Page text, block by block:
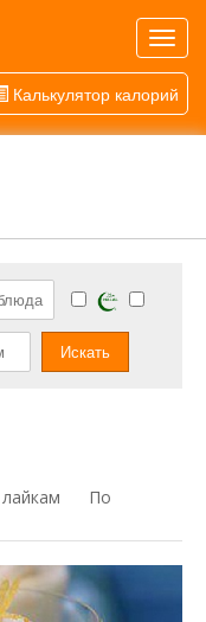
Калькулятор калорий
По